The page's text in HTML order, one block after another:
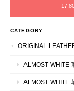
CATEGORY
ORIGINAL
ALMOST WHITE
ALMOST WHITE